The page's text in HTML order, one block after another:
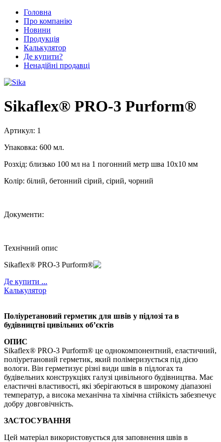
Головна
Про компанію
Новини
Продукція
Калькулятор
Де купити?
Ненадійні продавці
Sikaflex® PRO-3 Purform®
Артикул: 1
Упаковка: 600 мл.
Розхід: близько 100 мл на 1 погонний метр шва 10х10 мм
Колір: білий, бетонний сірий, сірий, чорний
Документи:
Технічний опис
Sikaflex® PRO-3 Purform®
Де купити ...
Калькулятор
Поліуретановий герметик для швів у підлозі та в
будівництві цивільних об’єктів
ОПИС
Sikaflex® PRO-3 Purform® це однокомпонентний, еластичний,
поліуретановий герметик, який полімеризується під дією
вологи. Він герметизує різні види швів в підлогах та
будівельних конструкціях галузі цивільного будівництва. Має
еластичні властивості, які зберігаються в широкому діапазоні
температур, а висока механічна та хімічна стійкість забезпечує
добру довговічність.
ЗАСТОСУВАННЯ
Цей матеріал використовується для заповнення швів в